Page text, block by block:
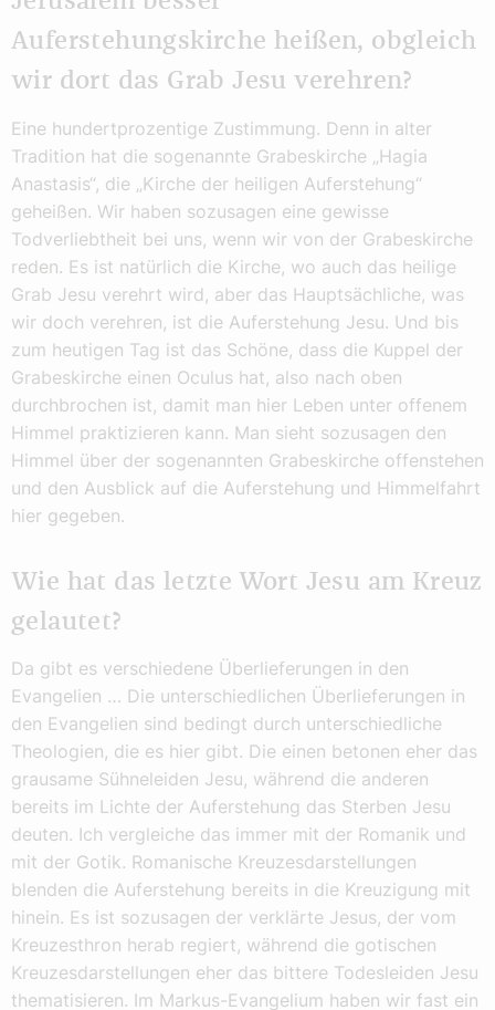
Auferstehungskirche heißen, obgleich
wir dort das Grab Jesu verehren?
Eine hundertprozentige Zustimmung. Denn in alter
Tradition hat die sogenannte Grabeskirche „Hagia
Anastasis“, die „Kirche der heiligen Auferstehung“
geheißen. Wir haben sozusagen eine gewisse
Todverliebtheit bei uns, wenn wir von der Grabeskirche
reden. Es ist natürlich die Kirche, wo auch das heilige
Grab Jesu verehrt wird, aber das Hauptsächliche, was
wir doch verehren, ist die Auferstehung Jesu. Und bis
zum heutigen Tag ist das Schöne, dass die Kuppel der
Grabeskirche einen Oculus hat, also nach oben
durchbrochen ist, damit man hier Leben unter offenem
Himmel praktizieren kann. Man sieht sozusagen den
Himmel über der sogenannten Grabeskirche offenstehen
und den Ausblick auf die Auferstehung und Himmelfahrt
hier gegeben.
Wie hat das letzte Wort Jesu am Kreuz
gelautet?
Da gibt es verschiedene Überlieferungen in den
Evangelien … Die unterschiedlichen Überlieferungen in
den Evangelien sind bedingt durch unterschiedliche
Theologien, die es hier gibt. Die einen betonen eher das
grausame Sühneleiden Jesu, während die anderen
bereits im Lichte der Auferstehung das Sterben Jesu
deuten. Ich vergleiche das immer mit der Romanik und
mit der Gotik. Romanische Kreuzesdarstellungen
blenden die Auferstehung bereits in die Kreuzigung mit
hinein. Es ist sozusagen der verklärte Jesus, der vom
Kreuzesthron herab regiert, während die gotischen
Kreuzesdarstellungen eher das bittere Todesleiden Jesu
thematisieren. Im Markus-Evangelium haben wir fast ein